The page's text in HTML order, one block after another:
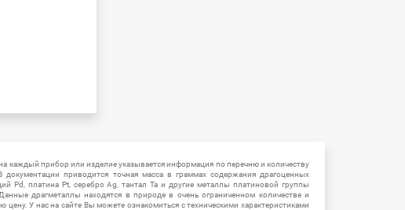
каждый прибор или изделие указывается информация по перечню и количеству
документации приводится точная масса в граммах содержания драгоценных
Pd, платина Pt, серебро Ag, тантал Ta и другие металлы платиновой группы
драгметаллы находятся в природе в очень ограниченном количестве и
У нас на сайте Вы можете ознакомиться с техническими характеристиками